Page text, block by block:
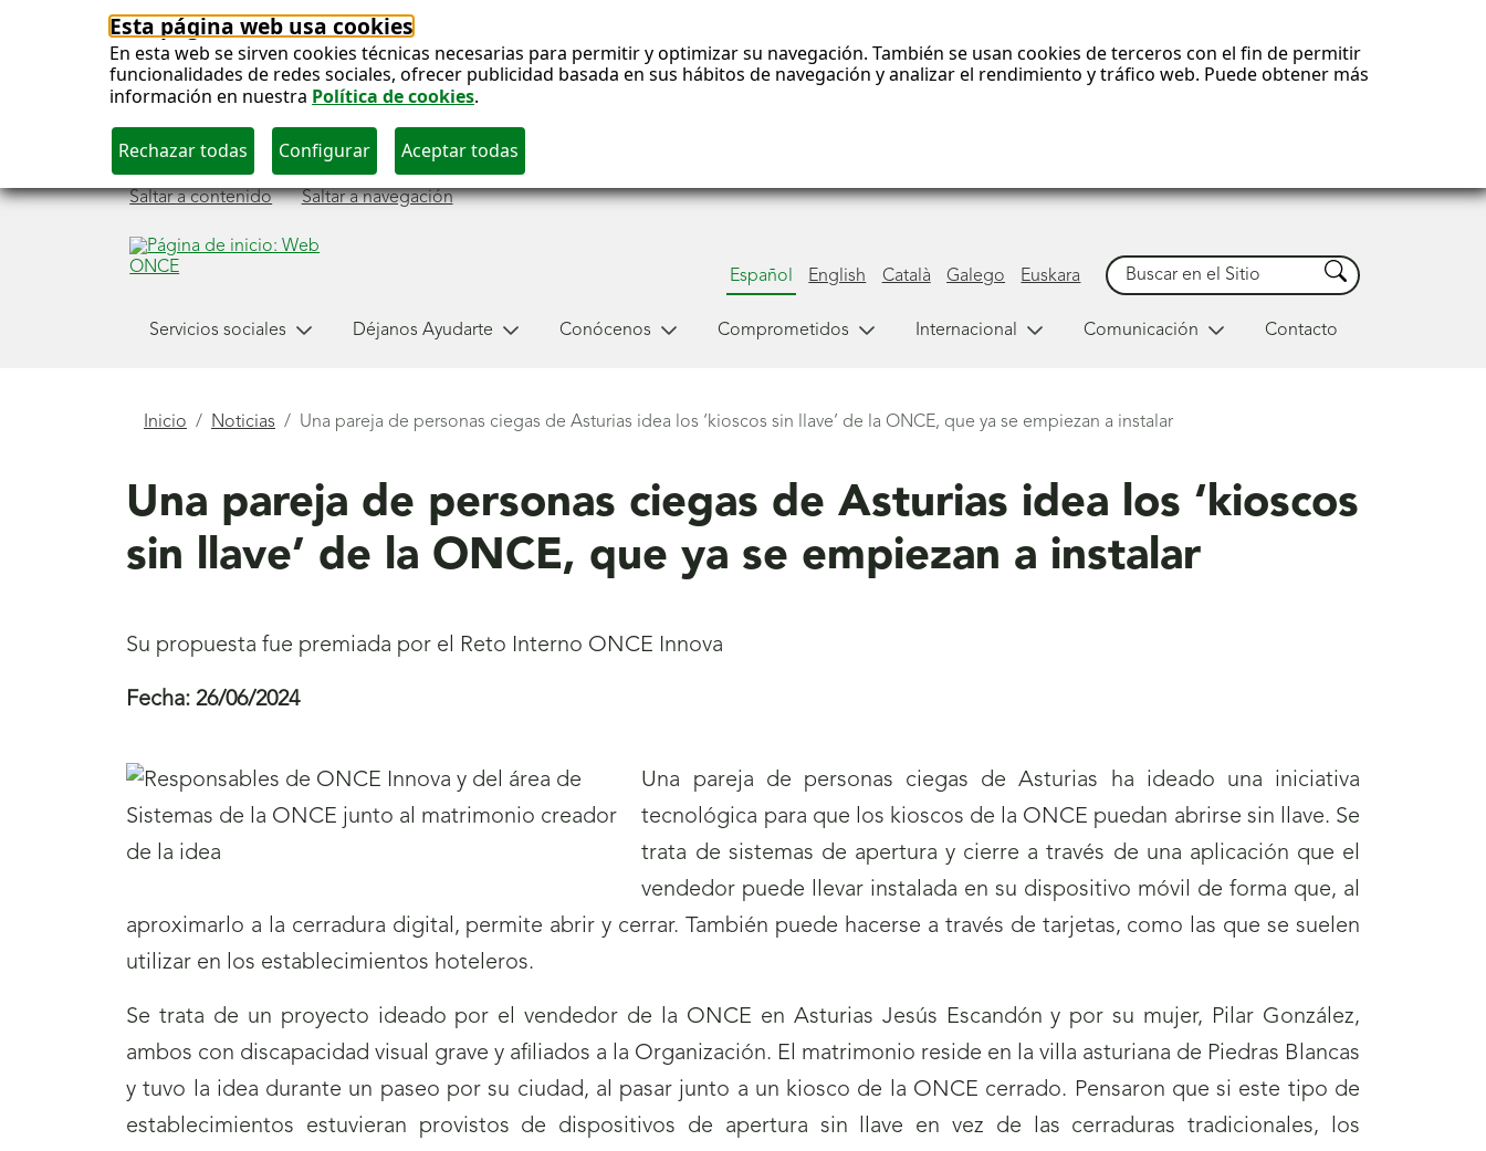
Esta página web usa cookies
En esta web se sirven cookies técnicas necesarias para permitir y optimizar su navegación. También se usan cookies de terceros con el fin de permitir
funcionalidades de redes sociales, ofrecer publicidad basada en sus hábitos de navegación y analizar el rendimiento y tráfico web. Puede obtener más
información en nuestra Política de cookies.
Saltar a contenido Saltar a navegación
Español English Català Galego Euskara
Buscar Buscar
Servicios sociales Déjanos Ayudarte Conócenos Comprometidos Internacional Comunicación Contacto
Está
Inicio Noticias Una pareja de personas ciegas de Asturias idea los ‘kioscos sin llave’ de la ONCE, que ya se empiezan a instalar
Una pareja de personas ciegas de Asturias idea los ‘kioscos
sin llave’ de la ONCE, que ya se empiezan a instalar
Su propuesta fue premiada por el Reto Interno ONCE Innova
Fecha: 26/06/2024
Una pareja de personas ciegas de Asturias ha ideado una iniciativa
tecnológica para que los kioscos de la ONCE puedan abrirse sin llave. Se
trata de sistemas de apertura y cierre a través de una aplicación que el
vendedor puede llevar instalada en su dispositivo móvil de forma que, al
aproximarlo a la cerradura digital, permite abrir y cerrar. También puede hacerse a través de tarjetas, como las que se suelen
utilizar en los establecimientos hoteleros.
Se trata de un proyecto ideado por el vendedor de la ONCE en Asturias Jesús Escandón y por su mujer, Pilar González,
ambos con discapacidad visual grave y afiliados a la Organización. El matrimonio reside en la villa asturiana de Piedras Blancas
y tuvo la idea durante un paseo por su ciudad, al pasar junto a un kiosco de la ONCE cerrado. Pensaron que si este tipo de
establecimientos estuvieran provistos de dispositivos de apertura sin llave en vez de las cerraduras tradicionales, los